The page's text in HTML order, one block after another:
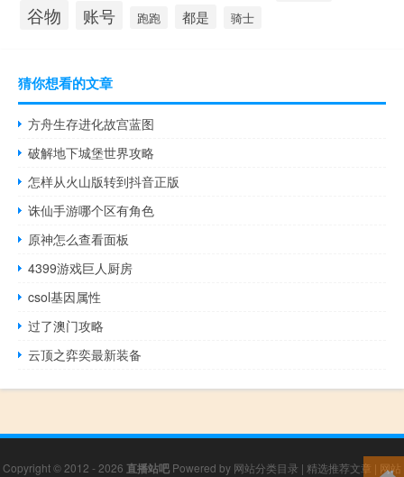
谷物 账号 跑跑 都是 骑士
猜你想看的文章
方舟生存进化故宫蓝图
破解地下城堡世界攻略
怎样从火山版转到抖音正版
诛仙手游哪个区有角色
原神怎么查看面板
4399游戏巨人厨房
csol基因属性
过了澳门攻略
云顶之弈奕最新装备
Copyright © 2012 - 2026 直播站吧 Powered by 网站分类目录 | 精选推荐文章 | 网站